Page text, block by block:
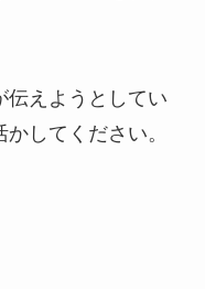
伝えようとしてい
してください。